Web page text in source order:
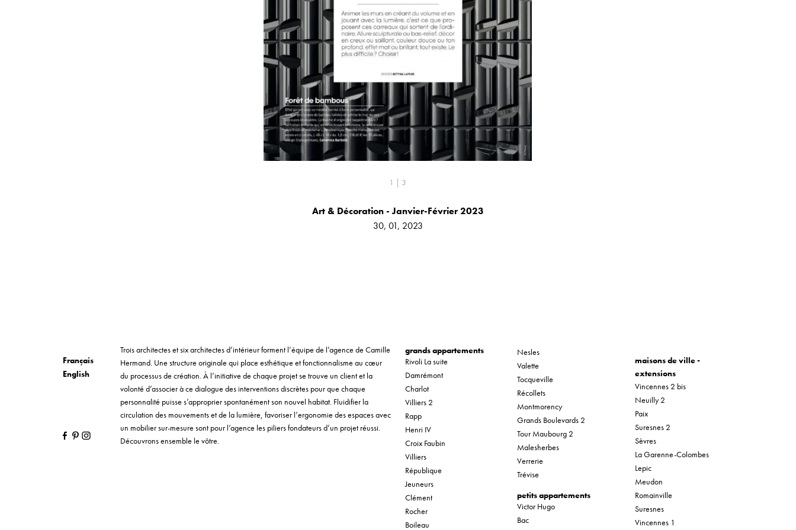
1 | 3
Art & Décoration - Janvier-Février 2023
30, 01, 2023
Français
English
Trois architectes et six architectes d’intérieur forment l’équipe de l’agence de Camille
Hermand. Une structure originale qui place esthétique et fonctionnalisme au cœur
du processus de création. À l’initiative de chaque projet se trouve un client et la
volonté d’associer à ce dialogue des interventions discrètes pour que chaque
personnalité puisse s’approprier spontanément son nouvel habitat. Fluidifier la
circulation des mouvements et de la lumière, favoriser l’ergonomie des espaces avec
un mobilier sur-mesure sont pour l’agence les piliers fondateurs d’un projet réussi.
Découvrons ensemble le vôtre.
grands appartements
Rivoli La suite
Damrémont
Charlot
Villiers 2
Rapp
Henri IV
Croix Faubin
Villiers
République
Jeuneurs
Clément
Rocher
Boileau
Nesles
Valette
Tocqueville
Récollets
Montmorency
Grands Boulevards 2
Tour Maubourg 2
Malesherbes
Verrerie
Trévise
petits appartements
Victor Hugo
Bac
maisons de ville -
extensions
Vincennes 2 bis
Neuilly 2
Paix
Suresnes 2
Sèvres
La Garenne-Colombes
Lepic
Meudon
Romainville
Suresnes
Vincennes 1